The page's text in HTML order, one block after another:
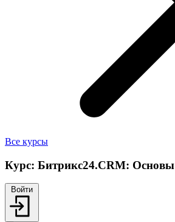
Все курсы
Курс: Битрикс24.CRM: Основы
Войти